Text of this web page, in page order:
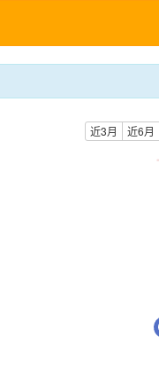
近3月 近6月